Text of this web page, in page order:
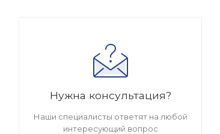
Нужна консультация?
Наши специалисты ответят на любой
интересующий вопрос